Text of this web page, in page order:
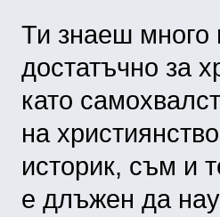
Ти знаеш
достатъчно за
като
на
историк, съм и
е длъжен да